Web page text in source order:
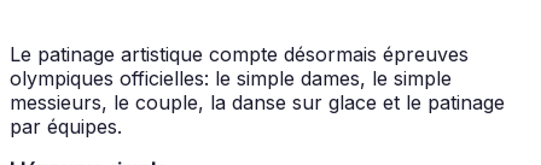
Le patinage artistique compte désormais épreuves
olympiques officielles: le simple dames, le simple
messieurs, le couple, la danse sur glace et le patinage
par équipes.